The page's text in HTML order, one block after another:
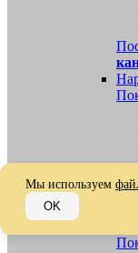
Мы используем
OK